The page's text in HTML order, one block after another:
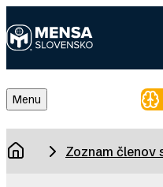
to
main
content
Toggle
Menu
BreadcrumbZoznam členov